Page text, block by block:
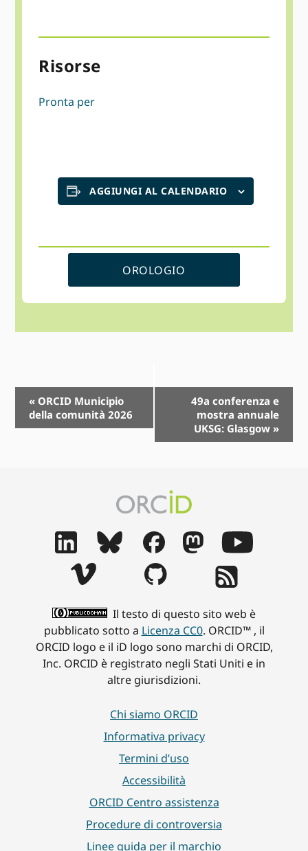
Risorse
Pronta per
AGGIUNGI AL CALENDARIO
OROLOGIO
Navigazione
Evento
« ORCID Municipio
della comunità 2026
49a conferenza e
mostra annuale
UKSG: Glasgow »
Il testo di questo sito web è
pubblicato sotto a Licenza CC0. ORCID™ , il
ORCID logo e il iD logo sono marchi di ORCID,
Inc. ORCID è registrato negli Stati Uniti e in
altre giurisdizioni.
Chi siamo ORCID
Informativa privacy
Termini d’uso
Accessibilità
ORCID Centro assistenza
Procedure di controversia
Linee guida per il marchio